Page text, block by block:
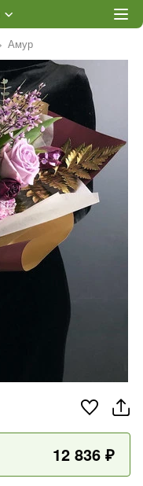
Амур
12 836 ₽